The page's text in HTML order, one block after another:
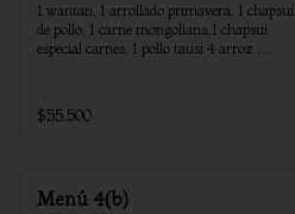
1 wantan, 1 arrollado primavera, 1 chapsui
de pollo, 1 carne mongoliana,1 chapsui
especial carnes, 1 pollo tausi 4 arroz
$55.500
Menú 4(b)